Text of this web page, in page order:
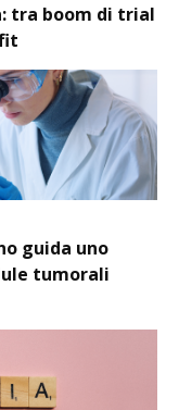
tra boom di trial
guida uno
tumorali